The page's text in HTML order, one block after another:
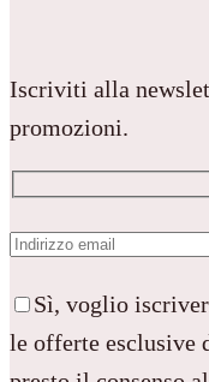
Iscriviti alla
promozioni.
Sì, voglio
le offerte esclusive